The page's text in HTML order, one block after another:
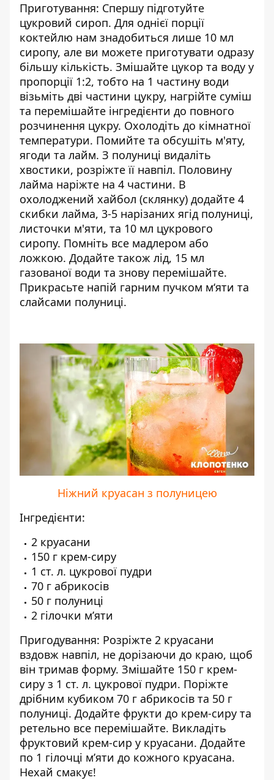
Приготування: Спершу підготуйте
цукровий сироп. Для однієї порції
коктейлю нам знадобиться лише 10 мл
сиропу, але ви можете приготувати одразу
більшу кількість. Змішайте цукор та воду у
пропорції 1:2, тобто на 1 частину води
візьміть дві частини цукру, нагрійте суміш
та перемішайте інгредієнти до повного
розчинення цукру. Охолодіть до кімнатної
температури. Помийте та обсушіть м'яту,
ягоди та лайм. З полуниці видаліть
хвостики, розріжте її навпіл. Половину
лайма наріжте на 4 частини. В
охолоджений хайбол (склянку) додайте 4
скибки лайма, 3-5 нарізаних ягід полуниці,
листочки м'яти, та 10 мл цукрового
сиропу. Помніть все мадлером або
ложкою. Додайте також лід, 15 мл
газованої води та знову перемішайте.
Прикрасьте напій гарним пучком м‘яти та
слайсами полуниці.
Ніжний круасан з полуницею
Інгредієнти:
2 круасани
150 г крем-сиру
1 ст. л. цукрової пудри
70 г абрикосів
50 г полуниці
2 гілочки м’яти
Пригодування: Розріжте 2 круасани
вздовж навпіл, не дорізаючи до краю, щоб
він тримав форму. Змішайте 150 г крем-
сиру з 1 ст. л. цукрової пудри. Поріжте
дрібним кубиком 70 г абрикосів та 50 г
полуниці. Додайте фрукти до крем-сиру та
ретельно все перемішайте. Викладіть
фруктовий крем-сир у круасани. Додайте
по 1 гілочці м’яти до кожного круасана.
Нехай смакує!